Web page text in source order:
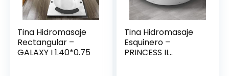
Tina Hidromasaje
Rectangular –
GALAXY I 1.40*0.75
Tina Hidromasaje
Esquinero –
PRINCESS II